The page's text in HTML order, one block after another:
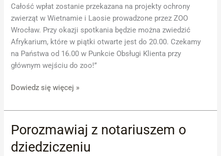
Całość wpłat zostanie przekazana na projekty ochrony
zwierząt w Wietnamie i Laosie prowadzone przez ZOO
Wrocław. Przy okazji spotkania będzie można zwiedzić
Afrykarium, które w piątki otwarte jest do 20.00. Czekamy
na Państwa od 16.00 w Punkcie Obsługi Klienta przy
głównym wejściu do zoo!”
Dowiedz się więcej »
Porozmawiaj z notariuszem o
dziedziczeniu
Porozmawiaj
notariuszem